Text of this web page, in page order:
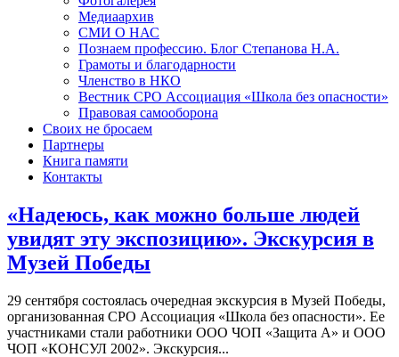
Медиаархив
СМИ О НАС
Познаем профессию. Блог Степанова Н.А.
Грамоты и благодарности
Членство в НКО
Вестник СРО Ассоциация «Школа без опасности»
Правовая самооборона
Своих не бросаем
Партнеры
Книга памяти
Контакты
«Надеюсь, как можно больше людей
увидят эту экспозицию». Экскурсия в
Музей Победы
29 сентября состоялась очередная экскурсия в Музей Победы,
организованная СРО Ассоциация «Школа без опасности». Ее
участниками стали работники ООО ЧОП «Защита А» и ООО
ЧОП «КОНСУЛ 2002». Экскурсия...